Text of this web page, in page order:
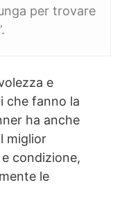
per trovare
e
che fanno la
ha anche
miglior
condizione,
le